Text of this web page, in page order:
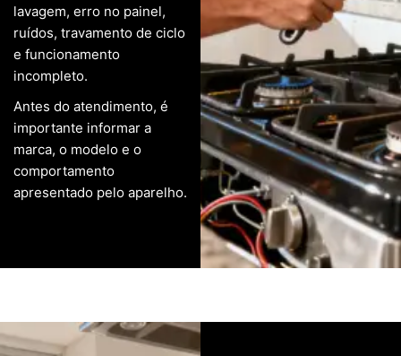
lavagem, erro no painel,
ruídos, travamento de ciclo
e funcionamento
incompleto.
Antes do atendimento, é
importante informar a
marca, o modelo e o
comportamento
apresentado pelo aparelho.